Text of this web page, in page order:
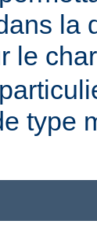
la
le
type